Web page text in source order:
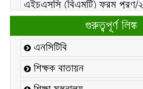
এইচএসসি ফরম/২০২৬ পূরণ
২১ ফেব্রুয়ারি/২০২৬ ইং তারিখে
আন্তর্জাতিক মাতৃভাষা দিবস-২০২৬
উপলক্ষ্যে নোটিশঃ
কলেজ বন্ধ সংক্রান্ত নোটিশঃ
গুরুত্বপূর্ণ লিঙ্ক
এনসিটিবি
শিক্ষক বাতায়ন